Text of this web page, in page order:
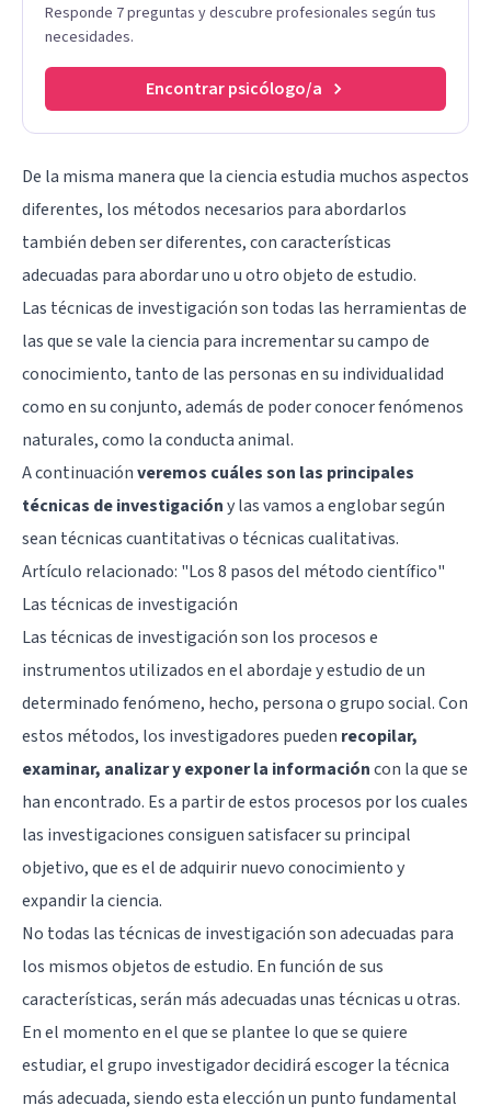
Responde 7 preguntas y descubre profesionales según tus
necesidades.
Encontrar psicólogo/a
De la misma manera que la ciencia estudia muchos aspectos
diferentes, los métodos necesarios para abordarlos
también deben ser diferentes, con características
adecuadas para abordar uno u otro objeto de estudio.
Las técnicas de investigación son todas las herramientas de
las que se vale la ciencia para incrementar su campo de
conocimiento, tanto de las personas en su individualidad
como en su conjunto, además de poder conocer fenómenos
naturales, como la conducta animal.
A continuaciónveremos cuáles son las principales
técnicas de investigacióny las vamos a englobar según
sean técnicas cuantitativas o técnicas cualitativas.
Artículo relacionado: "Los 8 pasos del método científico"
Las técnicas de investigación
Las técnicas de investigación son los procesos e
instrumentos utilizados en el abordaje y estudio de un
determinado fenómeno, hecho, persona o grupo social. Con
estos métodos, los investigadores pueden recopilar,
examinar, analizar y exponer la informacióncon la que se
han encontrado. Es a partir de estos procesos por los cuales
las investigaciones consiguen satisfacer su principal
objetivo, que es el de adquirir nuevo conocimiento y
expandir la ciencia.
No todas las técnicas de investigación son adecuadas para
los mismos objetos de estudio. En función de sus
características, serán más adecuadas unas técnicas u otras.
En el momento en el que se plantee lo que se quiere
estudiar, el grupo investigador decidirá escoger la técnica
más adecuada, siendo esta elección un punto fundamental